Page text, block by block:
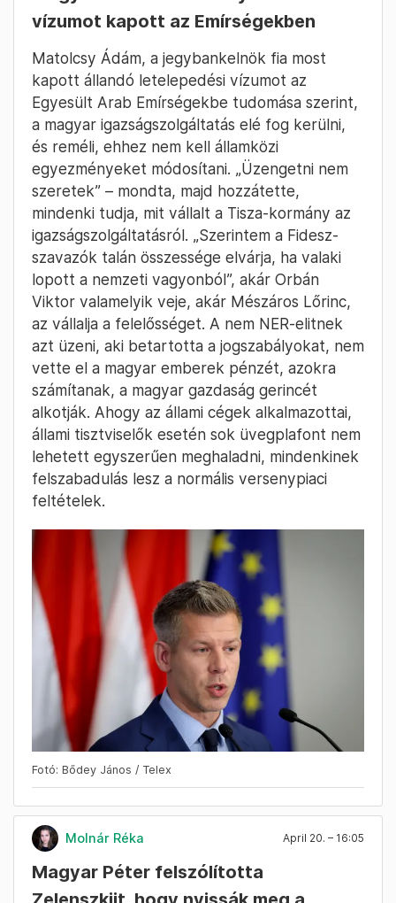
meg, mert még nem ő a miniszterelnök, de ha
ő lesz, ő minden EU-csúcsra elmegy majd.
Magyar szerint Orbán azért nem megy el az
EU-csúcsra, mert kellemetlen lehet azok
szemébe nézni, akikkel „nagy mellénnyel
beszélt” korábban.
Molnár Zoltán April 20. – 16:07
Magyar szerint Matolcsy Ádám
vízumot kapott az Emírségekben
Matolcsy Ádám, a jegybankelnök fia most
kapott állandó letelepedési vízumot az
Egyesült Arab Emírségekbe tudomása szerint,
a magyar igazságszolgáltatás elé fog kerülni,
és reméli, ehhez nem kell államközi
egyezményeket módosítani. „Üzengetni nem
szeretek” – mondta, majd hozzátette,
mindenki tudja, mit vállalt a Tisza-kormány az
igazságszolgáltatásról. „Szerintem a Fidesz-
szavazók talán összessége elvárja, ha valaki
lopott a nemzeti vagyonból”, akár Orbán
az vállalja a felelősséget. A nem NER-elitnek
azt üzeni, aki betartotta a jogszabályokat, nem
vette el a magyar emberek pénzét, azokra
számítanak, a magyar gazdaság gerincét
alkotják. Ahogy az állami cégek alkalmazottai,
állami tisztviselők esetén sok üvegplafont nem
lehetett egyszerűen meghaladni, mindenkinek
felszabadulás lesz a normális versenypiaci
feltételek.